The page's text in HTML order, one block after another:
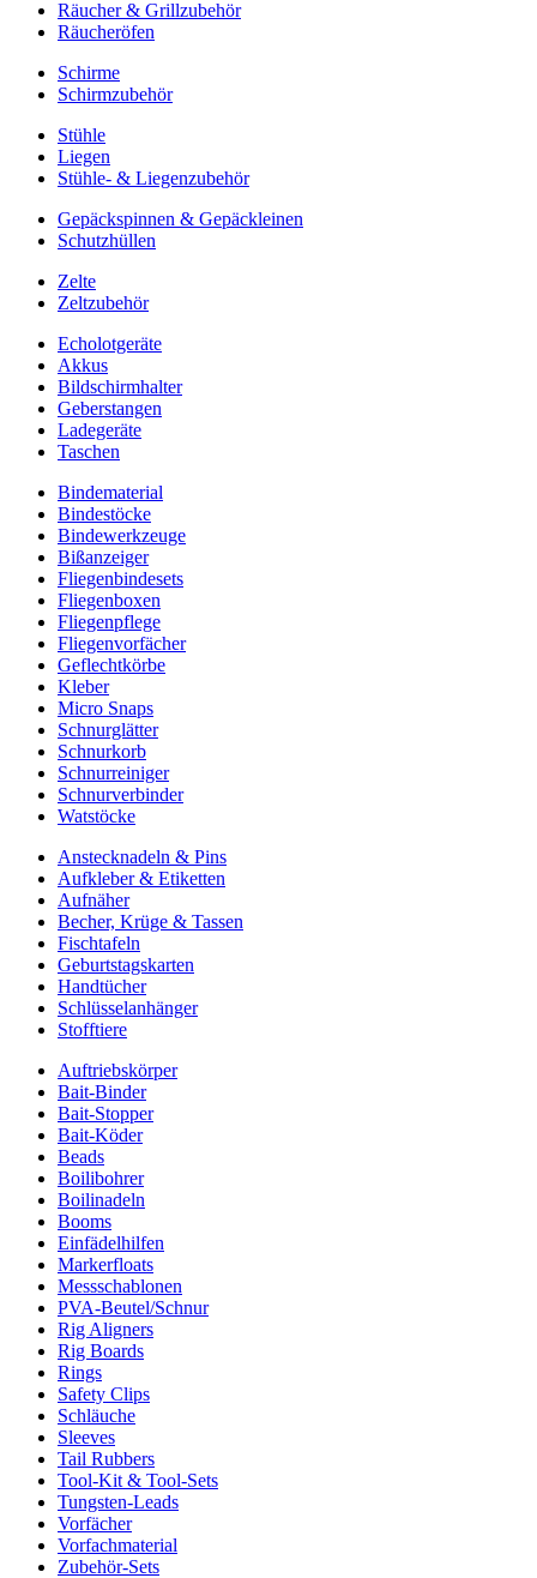
Räucher & Grillzubehör
Räucheröfen
Schirme
Schirmzubehör
Stühle
Liegen
Stühle- & Liegenzubehör
Gepäckspinnen & Gepäckleinen
Schutzhüllen
Zelte
Zeltzubehör
Echolotgeräte
Akkus
Bildschirmhalter
Geberstangen
Ladegeräte
Taschen
Bindematerial
Bindestöcke
Bindewerkzeuge
Bißanzeiger
Fliegenbindesets
Fliegenboxen
Fliegenpflege
Fliegenvorfächer
Geflechtkörbe
Kleber
Micro Snaps
Schnurglätter
Schnurkorb
Schnurreiniger
Schnurverbinder
Watstöcke
Anstecknadeln & Pins
Aufkleber & Etiketten
Aufnäher
Becher, Krüge & Tassen
Fischtafeln
Geburtstagskarten
Handtücher
Schlüsselanhänger
Stofftiere
Auftriebskörper
Bait-Binder
Bait-Stopper
Bait-Köder
Beads
Boilibohrer
Boilinadeln
Booms
Einfädelhilfen
Markerfloats
Messschablonen
PVA-Beutel/Schnur
Rig Aligners
Rig Boards
Rings
Safety Clips
Schläuche
Sleeves
Tail Rubbers
Tool-Kit & Tool-Sets
Tungsten-Leads
Vorfächer
Vorfachmaterial
Zubehör-Sets